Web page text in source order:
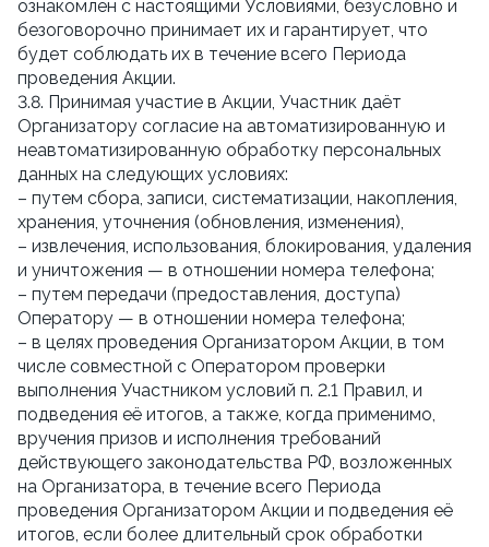
ознакомлен с настоящими Условиями, безусловно и
безоговорочно принимает их и гарантирует, что
будет соблюдать их в течение всего Периода
проведения Акции.
3.8. Принимая участие в Акции, Участник даёт
Организатору согласие на автоматизированную и
неавтоматизированную обработку персональных
данных на следующих условиях:
– путем сбора, записи, систематизации, накопления,
хранения, уточнения (обновления, изменения),
– извлечения, использования, блокирования, удаления
и уничтожения — в отношении номера телефона;
– путем передачи (предоставления, доступа)
Оператору — в отношении номера телефона;
– в целях проведения Организатором Акции, в том
числе совместной с Оператором проверки
выполнения Участником условий п. 2.1 Правил, и
подведения её итогов, а также, когда применимо,
вручения призов и исполнения требований
действующего законодательства РФ, возложенных
на Организатора, в течение всего Периода
проведения Организатором Акции и подведения её
итогов, если более длительный срок обработки